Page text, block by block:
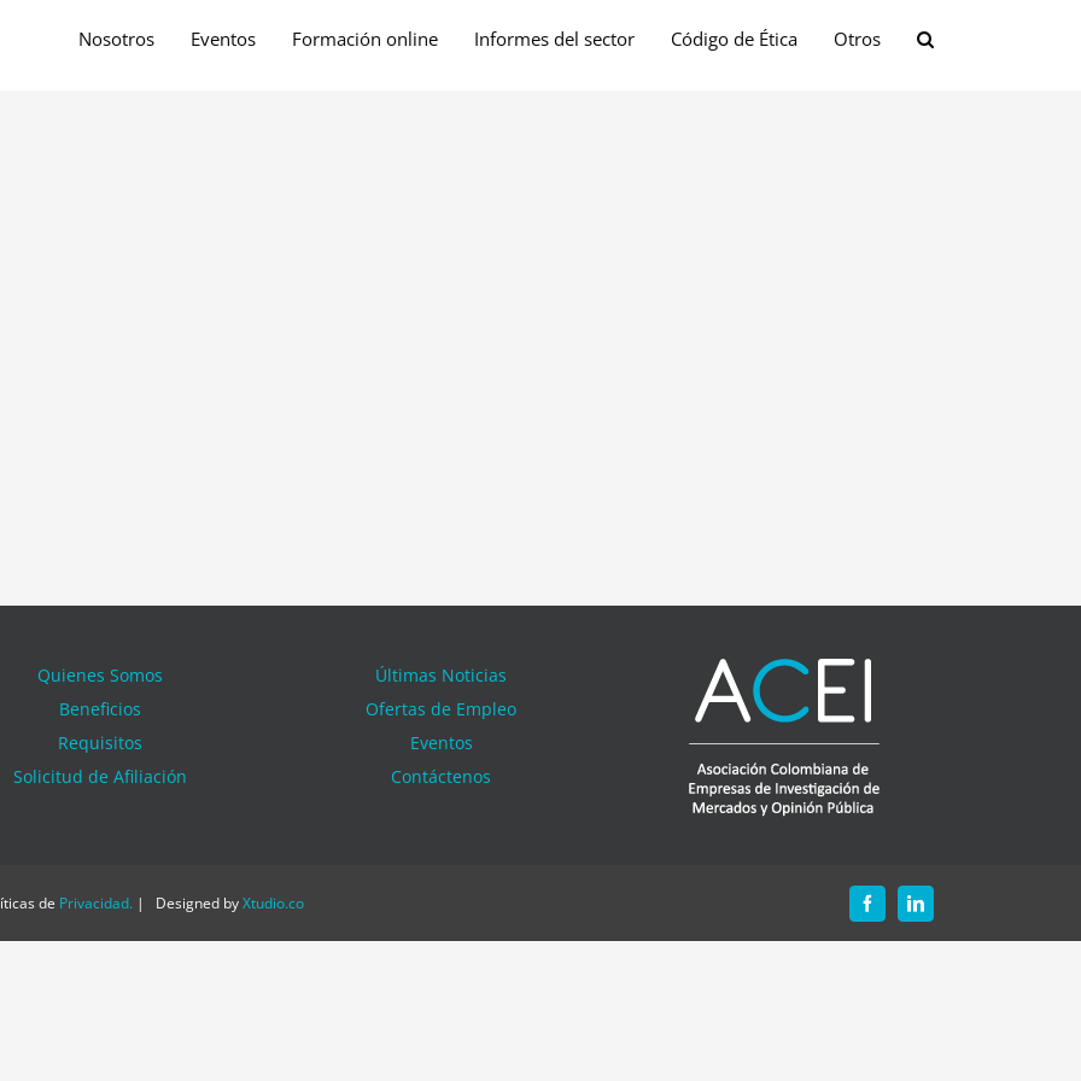
Nosotros Eventos Formación online Informes del sector Código de Ética Otros
Quienes Somos
Beneficios
Requisitos
Solicitud de Afiliación
Últimas Noticias
Ofertas de Empleo
Eventos
Contáctenos
de Privacidad. | Designed byXtudio.co FacebookLinkedIn